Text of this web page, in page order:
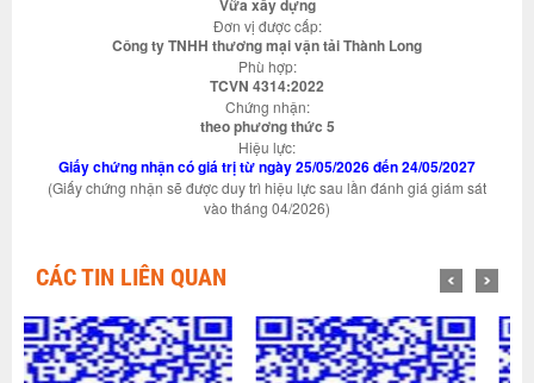
Vữa xây dựng
Đơn vị được cấp:
Công ty TNHH thương mại vận tải Thành Long
Phù hợp:
TCVN 4314:2022
Chứng nhận:
theo phương thức 5
Hiệu lực:
Giấy chứng nhận có giá trị từ ngày 25/05/2026 đến 24/05/2027
(Giấy chứng nhận sẽ được duy trì hiệu lực sau lần đánh giá giám sát
vào tháng 04/2026)
CÁC TIN LIÊN QUAN